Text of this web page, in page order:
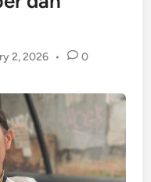
2, 2026 • 0